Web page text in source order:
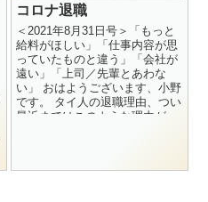
コロナ退職
＜2021年8月31日号＞「もっと
給料がほしい」「仕事内容が思
っていたものと違う」「会社が
遠い」「上司／先輩とあわな
い」 おはようございます、小野
です。 タイ人の退職理由、つい
最近まではこのような理由が一